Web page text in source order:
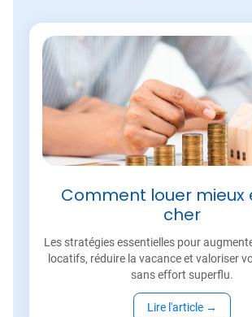
Comment louer mieux
cher
Les stratégies essentielles pour
locatifs, réduire la vacance et valoriser
sans effort superflu.
Lire l'article →